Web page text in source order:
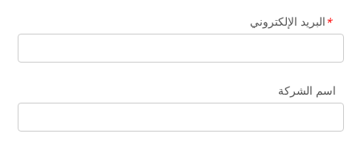
*البريد الإلكتروني
اسم الشركة